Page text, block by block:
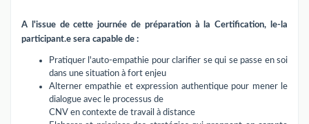
A l'issue de cette journée de préparation à la Certification, le-la
participant.e sera capable de :
Pratiquer l'auto-empathie pour clarifier se qui se passe en soi
dans une situation à fort enjeu
Alterner empathie et expression authentique pour mener le
dialogue avec le processus de
CNV en contexte de travail à distance